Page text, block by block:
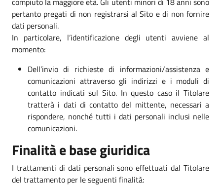
pertanto pregati di non registrarsi al Sito e di non fornire
dati personali.
In particolare, l’identificazione degli utenti avviene al
momento:
Dell’invio di richieste di informazioni/assistenza e
comunicazioni attraverso gli indirizzi e i moduli di
contatto indicati sul Sito. In questo caso il Titolare
tratterà i dati di contatto del mittente, necessari a
rispondere, nonché tutti i dati personali inclusi nelle
comunicazioni.
Finalità e base giuridica
I trattamenti di dati personali sono effettuati dal Titolare
del trattamento per le seguenti finalità: